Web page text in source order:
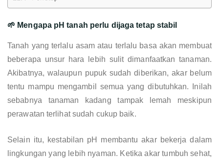
🌱 Mengapa pH tanah perlu dijaga tetap stabil
Tanah yang terlalu asam atau terlalu basa akan membuat
beberapa unsur hara lebih sulit dimanfaatkan tanaman.
Akibatnya, walaupun pupuk sudah diberikan, akar belum
tentu mampu mengambil semua yang dibutuhkan. Inilah
sebabnya tanaman kadang tampak lemah meskipun
perawatan terlihat sudah cukup baik.
Selain itu, kestabilan pH membantu akar bekerja dalam
lingkungan yang lebih nyaman. Ketika akar tumbuh sehat,